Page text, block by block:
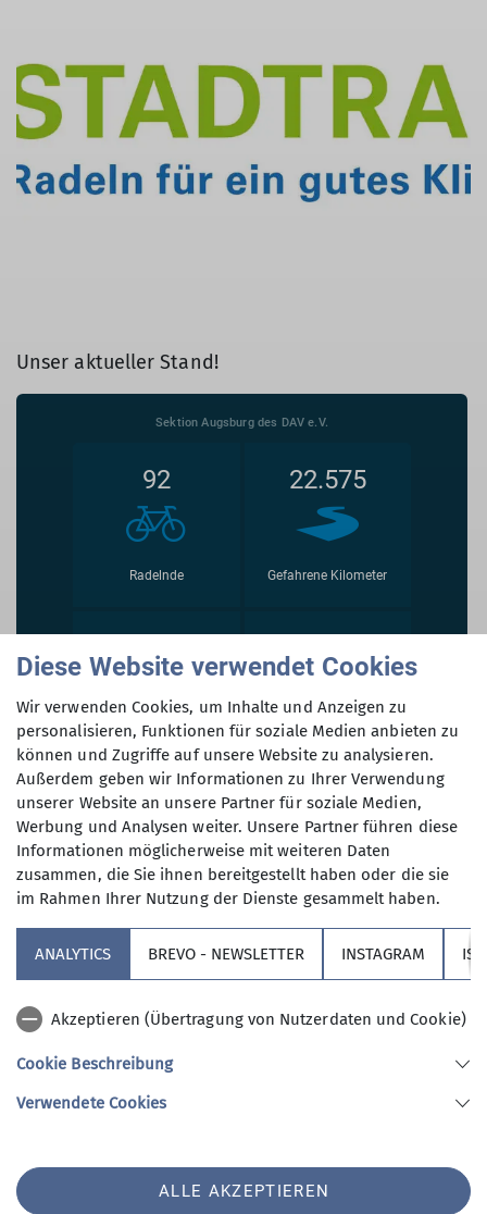
Unser aktueller Stand!
Sektion
Service
Sektion Augsburg des Deutschen Alpenvereins e.V.
Telefon +49821516780
Diese Website verwendet Cookies
Wir verwenden Cookies, um Inhalte und Anzeigen zu
personalisieren, Funktionen für soziale Medien anbieten zu
können und Zugriffe auf unsere Website zu analysieren.
Außerdem geben wir Informationen zu Ihrer Verwendung
unserer Website an unsere Partner für soziale Medien,
Werbung und Analysen weiter. Unsere Partner führen diese
Informationen möglicherweise mit weiteren Daten
zusammen, die Sie ihnen bereitgestellt haben oder die sie
im Rahmen Ihrer Nutzung der Dienste gesammelt haben.
ANALYTICS BREVO - NEWSLETTER INSTAGRAM
Akzeptieren (Übertragung von Nutzerdaten und Cookie)
Cookie Beschreibung
Verwendete Cookies
ALLE AKZEPTIEREN